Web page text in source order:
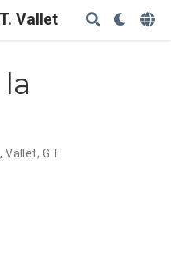
Vallet
,Vallet, G T